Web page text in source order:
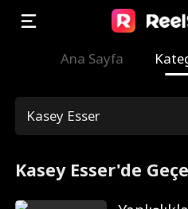
Ana Sayfa
Kasey Esser
Kasey Esser'de